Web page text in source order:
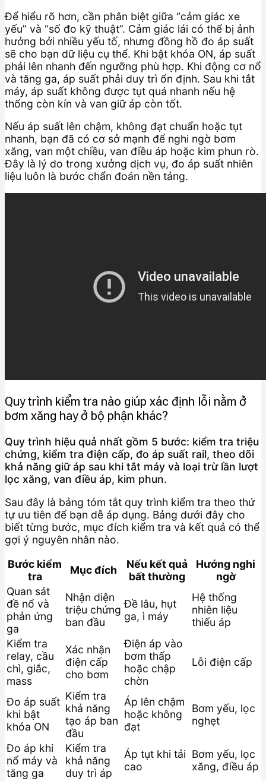
Để hiểu rõ hơn, cần phân biệt giữa “cảm giác xe
yếu” và “số đo kỹ thuật”. Cảm giác lái có thể bị ảnh
hưởng bởi nhiều yếu tố, nhưng đồng hồ đo áp suất
sẽ cho bạn dữ liệu cụ thể. Khi bật khóa ON, áp suất
phải lên nhanh đến ngưỡng phù hợp. Khi động cơ nổ
và tăng ga, áp suất phải duy trì ổn định. Sau khi tắt
máy, áp suất không được tụt quá nhanh nếu hệ
thống còn kín và van giữ áp còn tốt.
Nếu áp suất lên chậm, không đạt chuẩn hoặc tụt
nhanh, bạn đã có cơ sở mạnh để nghi ngờ bơm
xăng, van một chiều, van điều áp hoặc kim phun rò.
Đây là lý do trong xưởng dịch vụ, đo áp suất nhiên
liệu luôn là bước chẩn đoán nền tảng.
Quy trình kiểm tra nào giúp xác định lỗi nằm ở
bơm xăng hay ở bộ phận khác?
Quy trình hiệu quả nhất gồm 5 bước: kiểm tra triệu
chứng, kiểm tra điện cấp, đo áp suất rail, theo dõi
khả năng giữ áp sau khi tắt máy và loại trừ lần lượt
lọc xăng, van điều áp, kim phun.
Sau đây là bảng tóm tắt quy trình kiểm tra theo thứ
tự ưu tiên để bạn dễ áp dụng. Bảng dưới đây cho
biết từng bước, mục đích kiểm tra và kết quả có thể
gợi ý nguyên nhân nào.
Bước kiểm
tra
Mục đích
Nếu kết quả
bất thường
Hướng nghi
ngờ
Quan sát
đề nổ và
phản ứng
ga
Nhận diện
triệu chứng
ban đầu
Đề lâu, hụt
ga, ì máy
Hệ thống
nhiên liệu
thiếu áp
Kiểm tra
relay, cầu
chì, giắc,
mass
Xác nhận
điện cấp
cho bơm
Điện áp vào
bơm thấp
hoặc chập
chờn
Lỗi điện cấp
Đo áp suất
khi bật
khóa ON
Kiểm tra
khả năng
tạo áp ban
đầu
Áp lên chậm
hoặc không
đạt
Bơm yếu, lọc
nghẹt
Đo áp khi
nổ máy và
tăng ga
Kiểm tra
khả năng
duy trì áp
Áp tụt khi tải
cao
Bơm yếu, lọc
xăng, điều áp